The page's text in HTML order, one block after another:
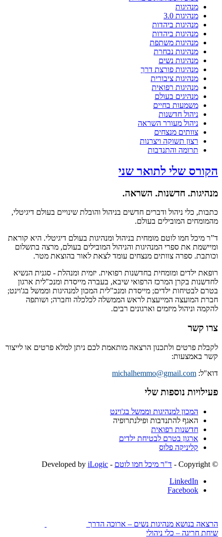
מנהיגות
מנהיגות 3.0
מנהיגות ביהדות
מנהיגות ביהדות
מנהיגות משתפת
מנהיגות נבחרת
מנהיגות נשים
מנהיגות פורצת דרך
מנהיגות ציבורית
מנהיגות רפואית
מנהיגים בעולם
משמעות בחיים
ניהול חדשנות
ניהול מעורר השראה
צוותים מנצחים
רצון תשוקה ויצרנות
תרומה והתנדבות
הקורס שלי לתואר שני
מנהיגות. חדשנות. השראה.
כתבות, כלי ניהול ודברים חדשים בניהול והובלת שינויים בעולם דיגיטלי,
מהמומחים המובילים בעולם.
ד”ר מיכל חמו לוטם מומחית בניהול ומנהיגות בעולם דיגיטלי. היא קוראת
ומיישמת את ספרי המנהיגות והניהול המובילים בעולם, מרצה בתשלום
וכותבת. ספרה צוותים מנצחים עומד לצאת לאור בהוצאת מטר.
רופאת ילדים ומומחית בחדשנות רפואית. יזמית ומנהלת - סגנית הנשיא
לחדשנות בקרן המרכז הרפואי שיבא, בעברה מייסדת ומנכ"לית ארגון
בטרם לבטיחות ילדים; מייסדת ומנכ"לית המכון למנהיגות וממשל בג'וינט;
חברת המועצה המייעצת לראש הממשלה לכלכלה וחברה; ושותפה
להקמה וניהול מיזמים וארגונים רבים.
צרו קשר
לקבלת פרטים ולתכנון הרצאה מותאמת לכם ניתן למלא פרטים או לייצור
קשר באמצעות:
דוא"ל: michalhemmo@gmail.com
פעילויות נוספות שלי
המכון למנהיגות וממשל בג'וינט
האגף להתנדבות ופילנתרופיה
חדשנות רפואית
ארגון בטרם לבטיחת ילדים
קליניקה פלוס
© ‫Copyright -
ד"ר מיכל חמו לוטם - Developed by
iLogic
LinkedIn
Facebook
הרצאה בנושא מנהיגות נשים – ארוכה הדרך
שיחת חריגה – כלי ניהולי